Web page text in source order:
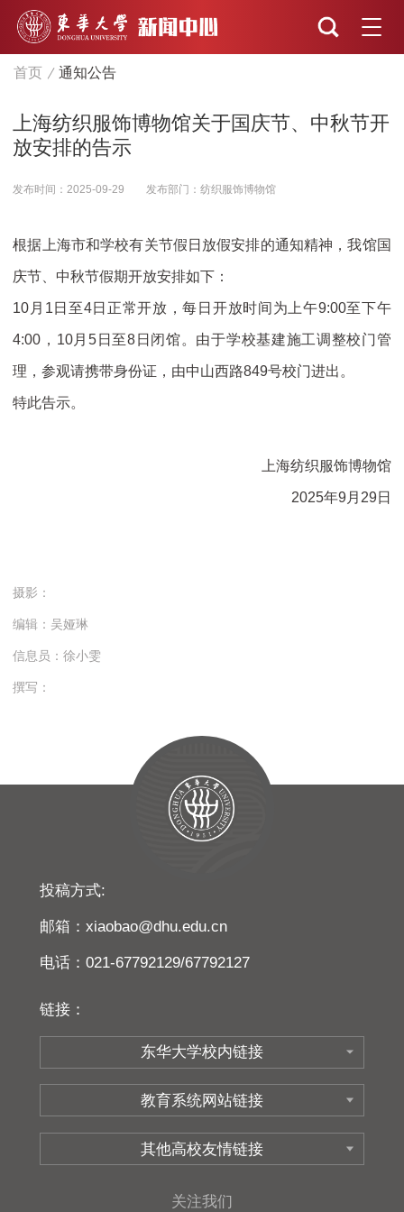
首页 通知公告
上海纺织服饰博物馆关于国庆节、中秋节开
放安排的告示
发布时间：2025-09-29 发布部门：纺织服饰博物馆
根据上海市和学校有关节假日放假安排的通知精神，我馆国
庆节、中秋节假期开放安排如下：
10月1日至4日正常开放，每日开放时间为上午9:00至下午
4:00，10月5日至8日闭馆。由于学校基建施工调整校门管
理，参观请携带身份证，由中山西路849号校门进出。
特此告示。
上海纺织服饰博物馆
2025年9月29日
摄影：
编辑：吴娅琳
信息员：徐小雯
撰写：
投稿方式:
邮箱：xiaobao@dhu.edu.cn
电话：021-67792129/67792127
链接：
关注我们